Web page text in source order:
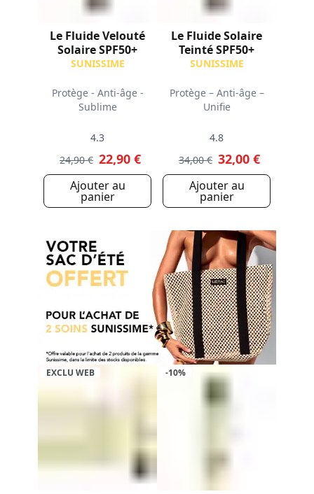
Le Fluide Velouté
Solaire SPF50+
SUNISSIME
Protège - Anti-âge -
Sublime
4.3
24,90 € 22,90 €
Ajouter au
panier
Le Fluide Solaire
Teinté SPF50+
SUNISSIME
Protège – Anti-âge –
Unifie
4.8
34,00 € 32,00 €
Ajouter au
panier
EXCLU WEB -10%